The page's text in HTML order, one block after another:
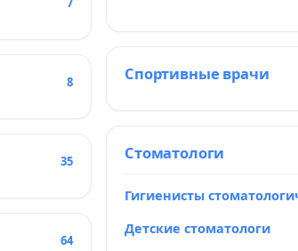
8
35
64
Спортивные врачи
Стоматологи
Гигиенисты
Детские стоматологи